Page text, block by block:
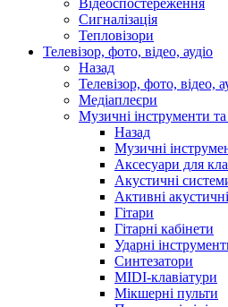
Відеоспостереження
Сигналізація
Тепловізори
Телевізор, фото, відео, аудіо
Назад
Телевізор, фото, відео,
Медіаплеєри
Музичні інструменти
Назад
Музичні
Аксесуари для
Акустичні
Активні
Гітари
Гітарні кабінети
Ударні
Синтезатори
MIDI-клавіатури
Мікшерні пульти